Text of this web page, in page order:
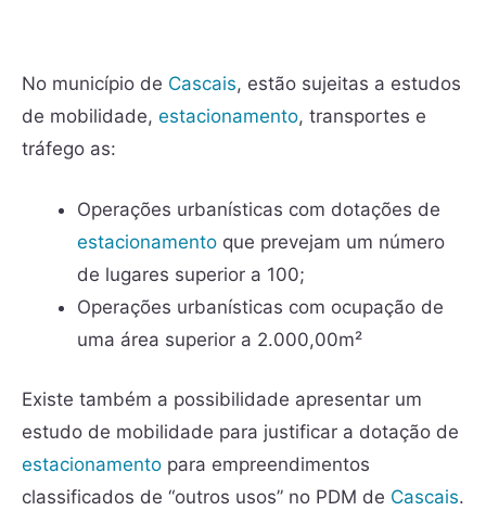
No município de Cascais, estão sujeitas a estudos
de mobilidade, estacionamento, transportes e
tráfego as:
Operações urbanísticas com dotações de
estacionamento que prevejam um número
de lugares superior a 100;
Operações urbanísticas com ocupação de
uma área superior a 2.000,00m²
Existe também a possibilidade apresentar um
estudo de mobilidade para justificar a dotação de
estacionamento para empreendimentos
classificados de “outros usos” no PDM de Cascais.